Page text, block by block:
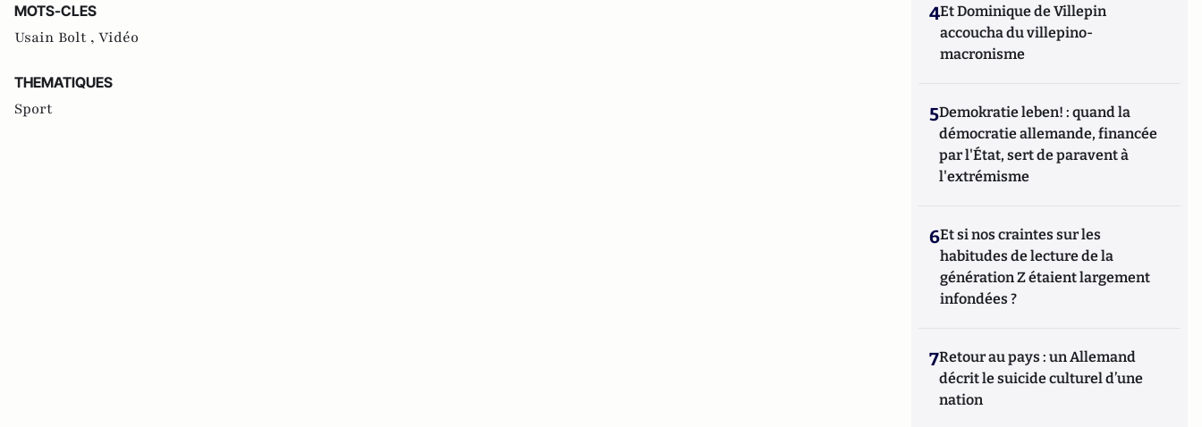
MOTS-CLES
Usain Bolt , Vidéo
THEMATIQUES
Sport
4Et Dominique de Villepin
accoucha du villepino-
macronisme
5Demokratie leben! : quand la
démocratie allemande, financée
par l'État, sert de paravent à
l'extrémisme
6Et si nos craintes sur les
habitudes de lecture de la
génération Z étaient largement
infondées ?
7Retour au pays : un Allemand
décrit le suicide culturel d’une
nation